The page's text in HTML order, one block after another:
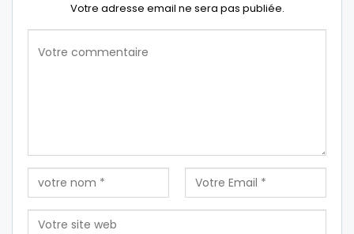
Votre adresse email ne sera pas publiée.